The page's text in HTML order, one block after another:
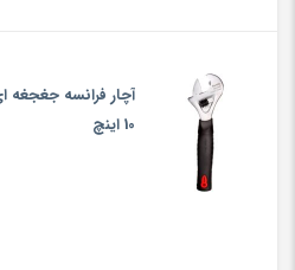
10 اینچ